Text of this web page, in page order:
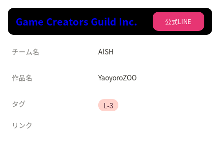
Game Creators Guild Inc. 公式LINE
チーム名 AlSH
作品名 YaoyoroZOO
タグ L-3
リンク